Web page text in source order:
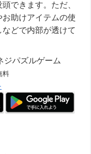
できます。ただ、
助けアイテムの使
どで内部が透けて
ジパズルゲーム
料